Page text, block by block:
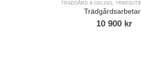
TRÄDGÅRD & ODLING,
10 900 kr